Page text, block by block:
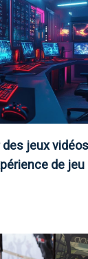
jeux
de